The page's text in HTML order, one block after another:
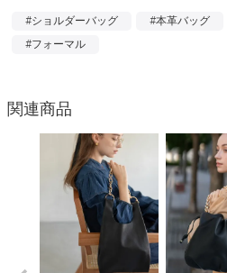
込んだバッグです。
●金具はゴールド、シルバー2種類展
●見た目より意外に軽い？！毎日使い
ーンを使用しています。
●口は隠しマグネットで開閉します
オープンポケット×2と深めのファス
●前面上部に小さく箔押しされた
ト。そのロゴの下はゆるやかなカー
#ショルダーバッグ #本革バッグ
#フォーマル
関連商品